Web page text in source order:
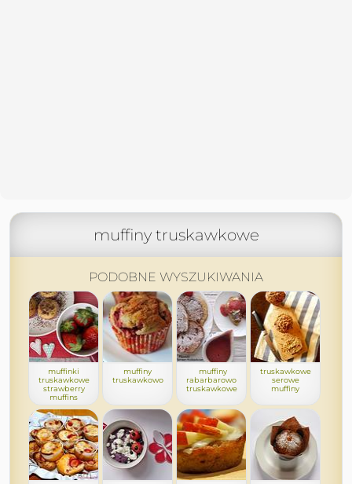
muffiny truskawkowe
PODOBNE WYSZUKIWANIA
muffinki
truskawkowe
strawberry
muffins
muffiny
truskawkowo
muffiny
rabarbarowo
truskawkowe
truskawkowe
serowe
muffiny